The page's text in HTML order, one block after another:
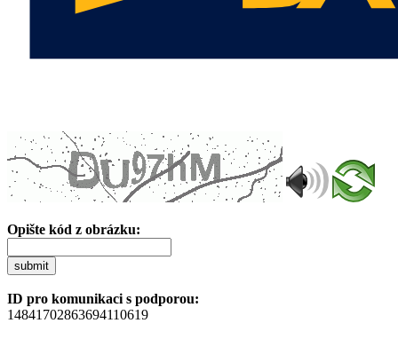
Opište kód z obrázku:
submit
ID pro komunikaci s podporou:
14841702863694110619